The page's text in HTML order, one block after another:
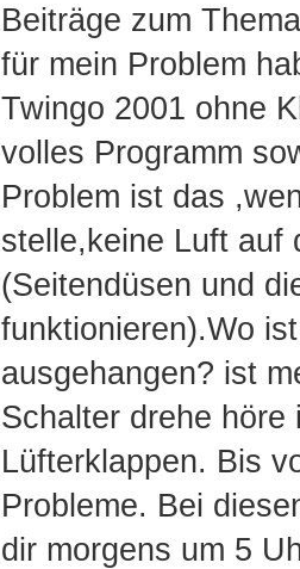
Beiträge zum
für mein Problem
Twingo 2001 ohne
volles Programm
Problem ist das
stelle,keine Luft auf
(Seitendüsen und
funktionieren).Wo
ausgehangen? ist
Schalter drehe höre
Lüfterklappen. Bis
Probleme. Bei
dir morgens um 5